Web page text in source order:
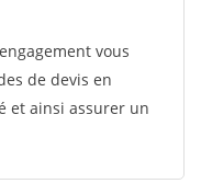
vous
de devis en
et ainsi assurer un